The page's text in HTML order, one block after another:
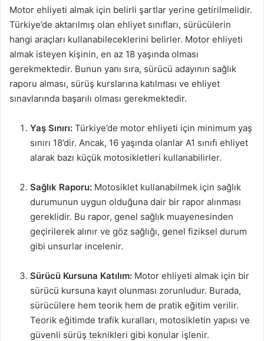
Motor ehliyeti almak için belirli şartlar yerine getirilmelidir.
Türkiye’de aktarılmış olan ehliyet sınıfları, sürücülerin
hangi araçları kullanabileceklerini belirler. Motor ehliyeti
almak isteyen kişinin, en az 18 yaşında olması
gerekmektedir. Bunun yanı sıra, sürücü adayının sağlık
raporu alması, sürüş kurslarına katılması ve ehliyet
sınavlarında başarılı olması gerekmektedir.
Yaş Sınırı: Türkiye’de motor ehliyeti için minimum yaş
sınırı 18’dir. Ancak, 16 yaşında olanlar A1 sınıfı ehliyet
alarak bazı küçük motosikletleri kullanabilirler.
Sağlık Raporu: Motosiklet kullanabilmek için sağlık
durumunun uygun olduğuna dair bir rapor alınması
gereklidir. Bu rapor, genel sağlık muayenesinden
geçirilerek alınır ve göz sağlığı, genel fiziksel durum
gibi unsurlar incelenir.
Sürücü Kursuna Katılım: Motor ehliyeti almak için bir
sürücü kursuna kayıt olunması zorunludur. Burada,
sürücülere hem teorik hem de pratik eğitim verilir.
Teorik eğitimde trafik kuralları, motosikletin yapısı ve
güvenli sürüş teknikleri gibi konular işlenir.